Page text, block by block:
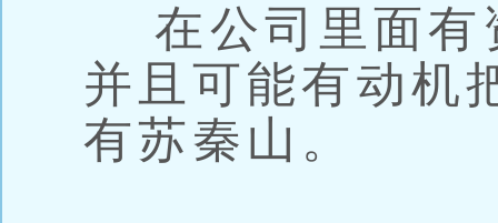
在公司里面有
并且可能有动机
有苏秦山。